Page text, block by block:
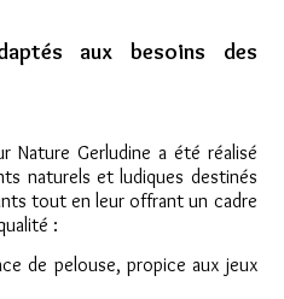
aux besoins des
Nature Gerludine a été réalisé
naturels et ludiques destinés
tout en leur offrant un cadre
:
de pelouse, propice aux jeux